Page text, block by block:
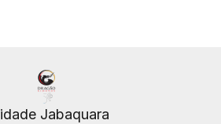
Jabaquara